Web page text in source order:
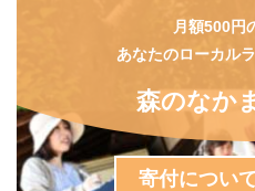
月額500円
あなたのローカル
森のなか
寄付につい